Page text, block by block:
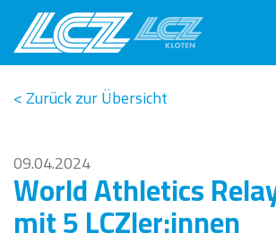
< Zurück zur Übersicht
09.04.2024
World Athletics
mit 5 LCZler:innen